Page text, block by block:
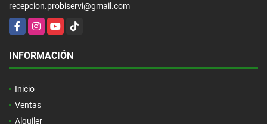
recepcion.probiservi@gmail.com
FacebookInstagramYouTubeTikTok
INFORMACIÓN
Inicio
Ventas
Alquiler